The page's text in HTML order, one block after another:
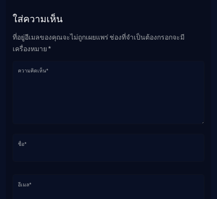
ใส่ความเห็น
ที่อยู่อีเมลของคุณจะไม่ถูกเผยแพร่ ช่องที่จำเป็นต้องกรอกจะมี
เครื่องหมาย *
ความคิดเห็น*
ชื่อ*
อีเมล*